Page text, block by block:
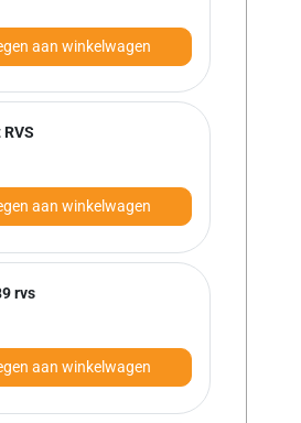
aan winkelwagen
aan winkelwagen
rvs
aan winkelwagen